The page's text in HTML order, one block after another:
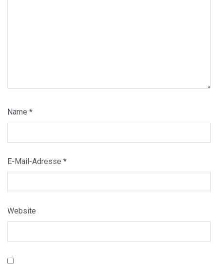
Name *
E-Mail-Adresse *
Website